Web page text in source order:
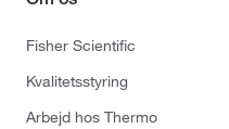
Fisher Scientific
Kvalitetsstyring
Arbejd hos Thermo